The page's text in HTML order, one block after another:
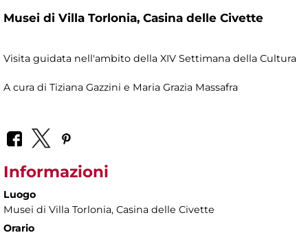
Musei di Villa Torlonia, Casina delle Civette
Visita guidata nell'ambito della XIV Settimana della Cultura
A cura di Tiziana Gazzini e Maria Grazia Massafra
Informazioni
Luogo
Musei di Villa Torlonia, Casina delle Civette
Orario